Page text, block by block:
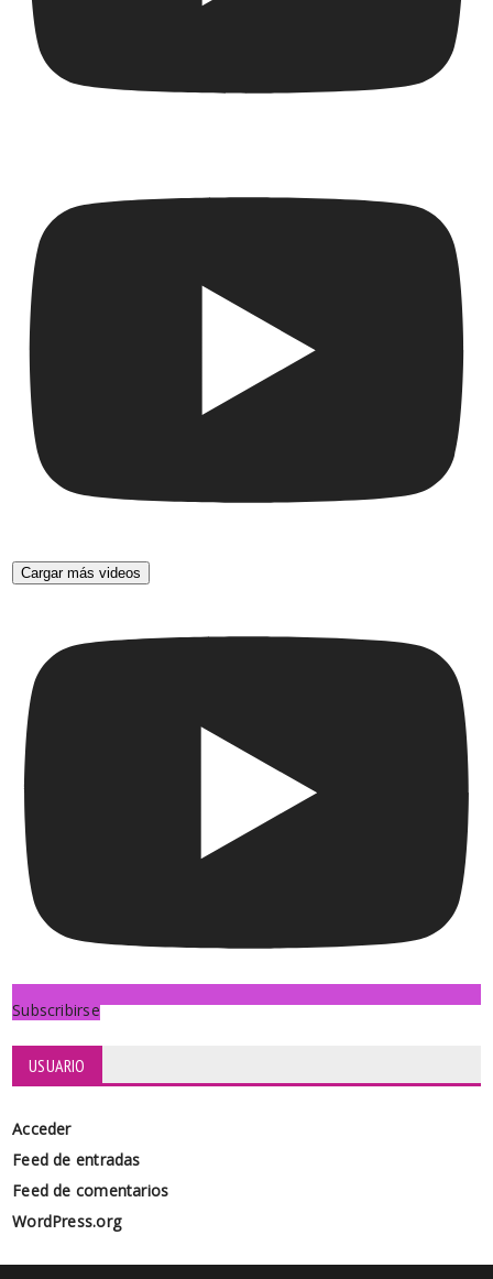
Cargar más videos
Subscribirse
USUARIO
Acceder
Feed de entradas
Feed de comentarios
WordPress.org